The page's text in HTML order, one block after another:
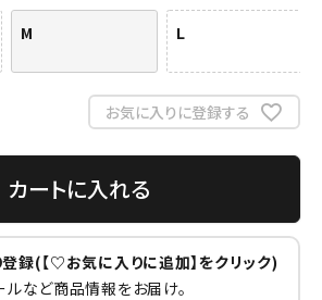
M L
お気に入りに登録する
カートに入れる
録(【♡お気に入りに追加】をクリック)
ルなど商品情報をお届け。